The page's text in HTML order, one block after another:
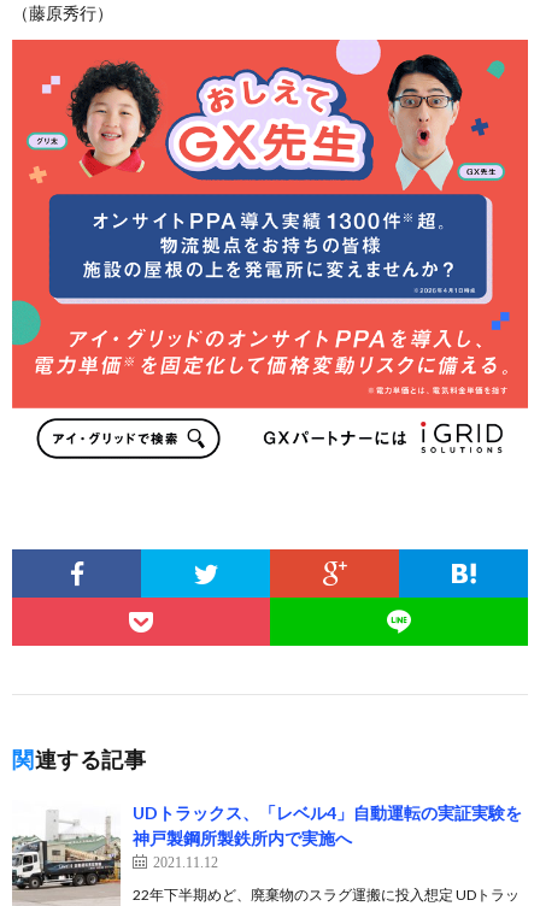
（藤原秀行）
関連する記事
UDトラックス、「レベル4」自動運転の実証実験を
神戸製鋼所製鉄所内で実施へ
2021.11.12
22年下半期めど、廃棄物のスラグ運搬に投入想定 UDトラッ